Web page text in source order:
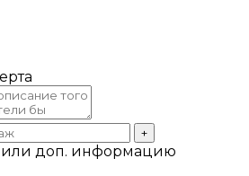
+
или доп. информацию